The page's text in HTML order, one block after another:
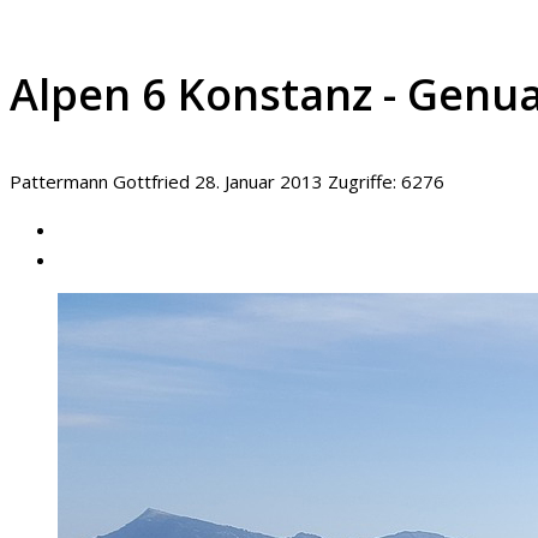
Alpen 6 Konstanz -
Pattermann Gottfried 28. Januar 2013 Zugriffe: 6276